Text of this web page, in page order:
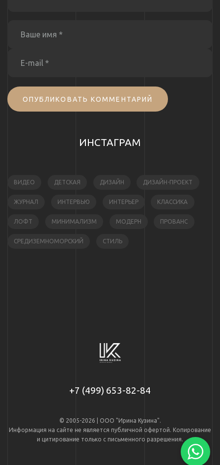
ОПУБЛИКОВАТЬ КОММЕНТАРИЙ
ИНСТАГРАМ
ВИДЕО ДЕТСКАЯ ДИЗАЙН ДИЗАЙН-ПРОЕКТ
ЖУРНАЛ ИНТЕРВЬЮ ИНТЕРЬЕР КЛАССИКА
ЛОФТ МИНИМАЛИЗМ МОДЕРН ПРОВАНС
СРЕДИЗЕМНОМОРСКИЙ СТИЛЬ
+7 (499) 653-82-84
© 2005-2026 | ООО "Ирина Кузина".
Информация на сайте не является публичной офертой. Копирование
и цитирование только с письменного разрешения.